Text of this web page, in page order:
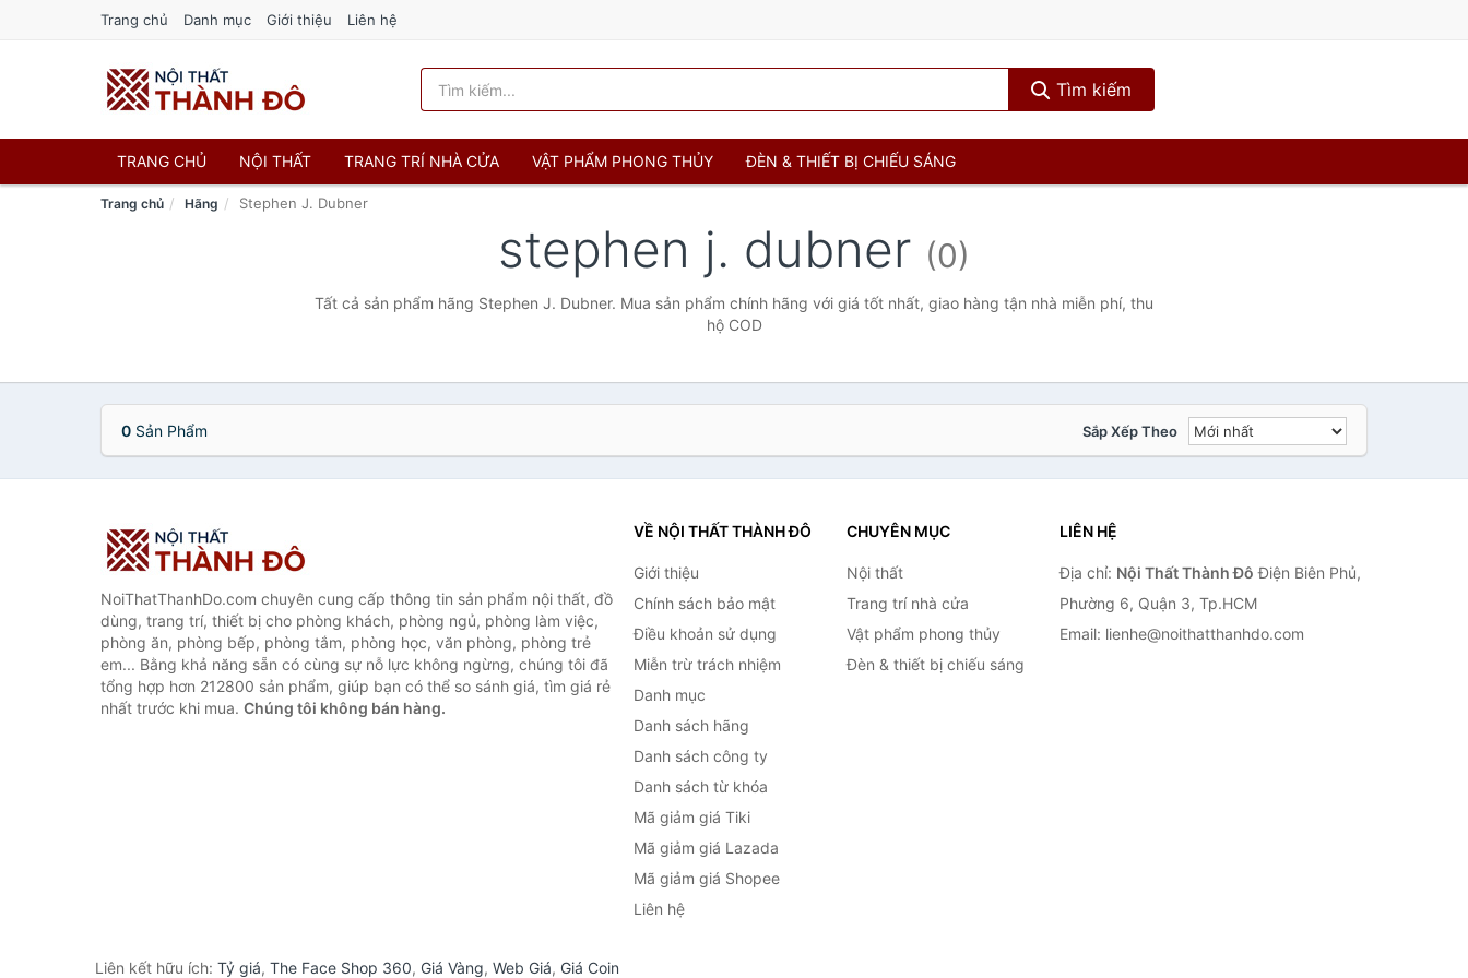
Trang chủ Danh mục Giới thiệu Liên hệ
Tìm kiếm
TRANG CHỦ NỘI THẤT TRANG TRÍ NHÀ CỬA VẬT PHẨM PHONG THỦY ĐÈN & THIẾT BỊ CHIẾU SÁNG
Trang chủ Hãng Stephen J. Dubner
stephen j. dubner (0)
Tất cả sản phẩm hãng Stephen J. Dubner. Mua sản phẩm chính hãng với giá tốt nhất, giao hàng tận nhà miễn phí, thu
hộ COD
0 Sản Phẩm Sắp Xếp Theo
NoiThatThanhDo.com chuyên cung cấp thông tin sản phẩm nội thất, đồ
dùng, trang trí, thiết bị cho phòng khách, phòng ngủ, phòng làm việc,
phòng ăn, phòng bếp, phòng tắm, phòng học, văn phòng, phòng trẻ
em... Bằng khả năng sẵn có cùng sự nỗ lực không ngừng, chúng tôi đã
tổng hợp hơn 212800 sản phẩm, giúp bạn có thể so sánh giá, tìm giá rẻ
nhất trước khi mua. Chúng tôi không bán hàng.
VỀ NỘI THẤT THÀNH ĐÔ
Giới thiệu
Chính sách bảo mật
Điều khoản sử dụng
Miễn trừ trách nhiệm
Danh mục
Danh sách hãng
Danh sách công ty
Danh sách từ khóa
Mã giảm giá Tiki
Mã giảm giá Lazada
Mã giảm giá Shopee
Liên hệ
CHUYÊN MỤC
Nội thất
Trang trí nhà cửa
Vật phẩm phong thủy
Đèn & thiết bị chiếu sáng
LIÊN HỆ
Địa chỉ: Nội Thất Thành Đô Điện Biên Phủ,
Phường 6, Quận 3, Tp.HCM
Email: lienhe@noithatthanhdo.com
Liên kết hữu ích: Tỷ giá, The Face Shop 360, Giá Vàng, Web Giá, Giá Coin